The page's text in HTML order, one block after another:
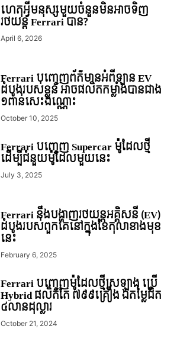
ហេតុអ្វីមនុស្សមួយចំនួនមិនអាចទិញ
រថយន្ត Ferrari បាន?
April 6, 2026
Ferrari បញ្ចេញព័ត៌មានអំពីឡាន EV
ដំបូងរបស់ខ្លួន អាចផលិតកម្លាំងបានជាង
១ពាន់សេះឯណ្ណោះ
October 10, 2025
Ferrari បញ្ចេញ Supercar ម៉ូដែលថ្មី
ដើម្បីជំនួយម៉ូដែលមួយនេះ
July 3, 2025
Ferrari នឹងបង្ហាញរថយន្តអគ្គិសនី (EV)
ដំបូងរបស់ពួកគេនៅក្នុងខែតុលាខាងមុខ
នេះ
February 6, 2025
Ferrari បញ្ចេញម៉ូដែលថ្មីស្រឡាង ប្រើ
Hybrid ផលិតតែ ៧៩៩គ្រឿង ឯតម្លៃជិត
៤លានដុល្លារ
October 21, 2024